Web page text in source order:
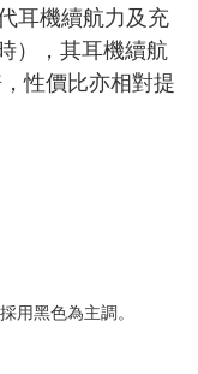
耳機續航力及充
），其耳機續航
性價比亦相對提
用黑色為主調。